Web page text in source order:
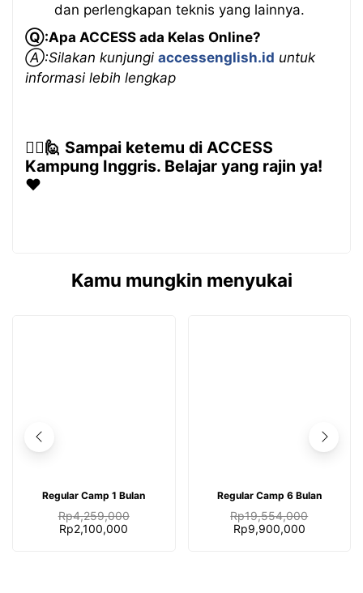
dan perlengkapan teknis yang lainnya.
Ⓠ:Apa ACCESS ada Kelas Online?
Ⓐ:Silakan kunjungi accessenglish.id untuk
informasi lebih lengkap
🙋‍♂️🙋 Sampai ketemu di ACCESS
Kampung Inggris. Belajar yang rajin ya!
❤️️
Kamu mungkin menyukai
DAFTAR SEKARANG
Regular Camp 1 Bulan
Rp4,259,000
Harga
Rp2,100,000
DAFTAR SEKARANG
Regular Camp 6 Bulan
Rp19,554,000
Harga
Rp9,900,000Harga